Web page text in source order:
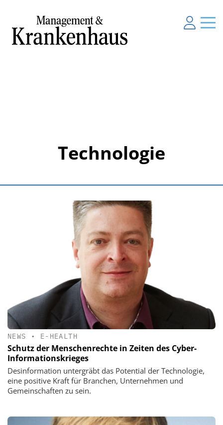
Technologie
NEWS • E-HEALTH
Schutz der Menschenrechte in Zeiten des Cyber-
Informationskrieges
Desinformation untergräbt das Potential der Technologie,
eine positive Kraft für Branchen, Unternehmen und
Gemeinschaften zu sein.